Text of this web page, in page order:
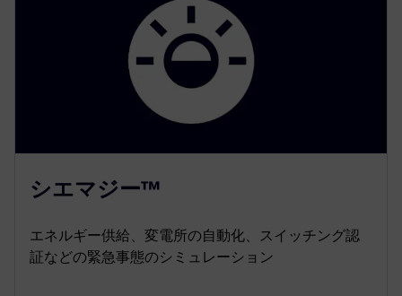
シエマジー™
エネルギー供給、変電所の自動化、スイッチング認
証などの緊急事態のシミュレーション